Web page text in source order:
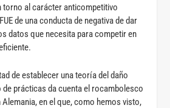
torno al carácter anticompetitivo
de una conducta de negativa de dar
datos que necesita para competir en
de establecer una teoría del daño
prácticas da cuenta el rocambolesco
en el que, como hemos visto,